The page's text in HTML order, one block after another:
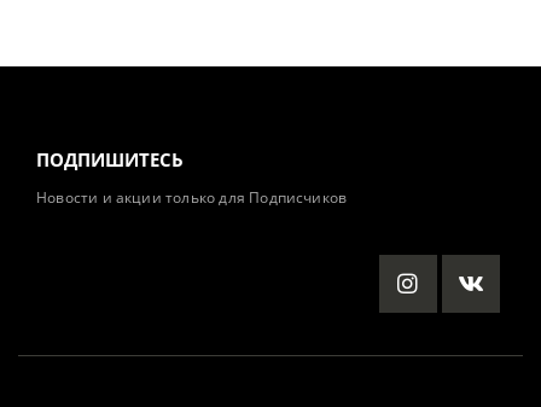
ПОДПИШИТЕСЬ
Новости и акции только для Подписчиков